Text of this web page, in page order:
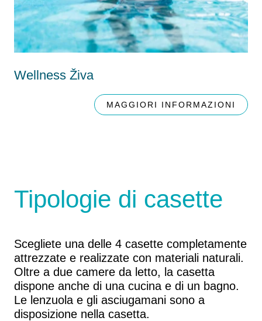
Wellness Živa
MAGGIORI INFORMAZIONI
Tipologie di casette
Scegliete una delle 4 casette completamente
attrezzate e realizzate con materiali naturali.
Oltre a due camere da letto, la casetta
dispone anche di una cucina e di un bagno.
Le lenzuola e gli asciugamani sono a
disposizione nella casetta.